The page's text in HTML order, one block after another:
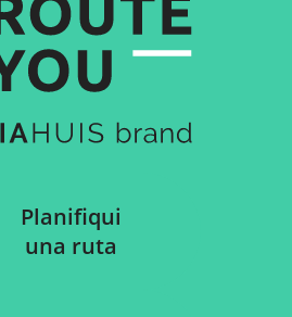
Planifiqui
una ruta